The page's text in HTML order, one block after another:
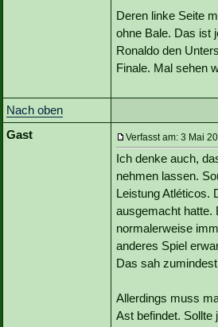
Deren linke Seite
ohne Bale. Das ist
Ronaldo den
Finale. Mal sehen
Nach oben
Gast
Verfasst am: 3 Mai
Ich denke auch,
nehmen lassen.
Leistung Atléticos.
ausgemacht hatte.
normalerweise
anderes Spiel
Das sah
Allerdings muss
Ast befindet.